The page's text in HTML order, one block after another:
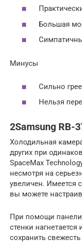
Большая
Минусы
Сильно
Нельзя
2Samsung RB-
Холодильная
других при
SpaceMax
несмотря на
увеличен. Имеется
вы можете
При помощи
стенки
сохранить